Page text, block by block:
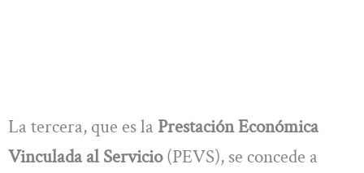
La tercera, que es la Prestación Económica
Vinculada al Servicio(PEVS), se concede a